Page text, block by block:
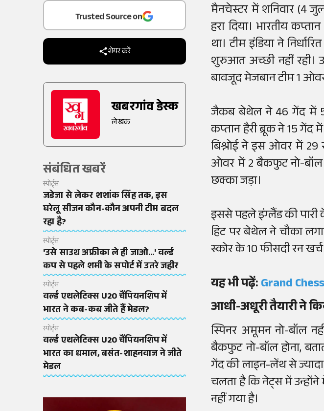
Trusted Source on
शेयर करें
खबरगांव डेस्क
लेखक
संबंधित खबरें
स्पोर्ट्स
जडेजा से लेकर शशांक सिंह तक, इस
घरेलू सीजन कौन-कौन अपनी टीम बदल
रहा है?
स्पोर्ट्स
'उसे साउथ अफ्रीका ले ही जाओ...' वर्ल्ड
कप से पहले शमी के सपोर्ट में उतरे जहीर
स्पोर्ट्स
वर्ल्ड एथलेटिक्स U20 चैंपियनशिप में
भारत ने कब-कब जीते हैं मेडल?
स्पोर्ट्स
वर्ल्ड एथलेटिक्स U20 चैंपियनशिप में
भारत का धमाल, बसंत-शाहनवाज ने जीते
मेडल
मैनचेस्टर में शनिवार (4
हरा दिया। भारतीय
था। टीम इंडिया ने
शुरुआत अच्छी नहीं रही।
बावजूद मेजबान टीम 1
जैकब बेथेल ने 46 गेंद में 5
कप्तान हैरी ब्रूक ने 15 गेंद
बिश्नोई ने इस ओवर में 29
ओवर में 2 बैकफुट नो-बॉल
छक्का जड़ा।
इससे पहले इंग्लैंड की पारी
हिट पर बेथेल ने चौका
स्कोर के 10 फीसदी रन
यह भी पढ़ें:Grand
आधी-अधूरी तैयारी ने
स्पिनर अमूमन नो-बॉल
बैकफुट नो-बॉल होना,
गेंद की लाइन-लेंथ से
चलता है कि नेट्स में उन्होंने
नहीं गया है।